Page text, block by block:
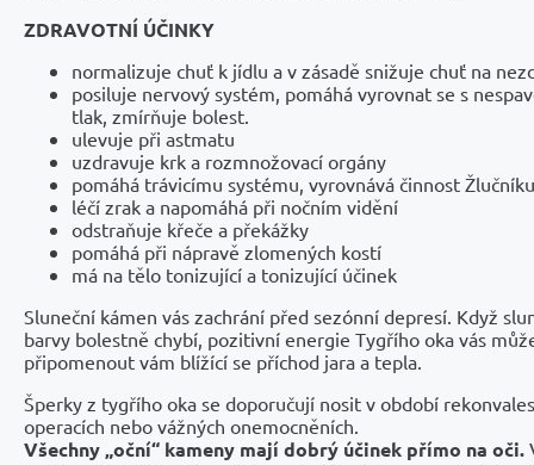
ZDRAVOTNÍ ÚČINKY
normalizuje chuť k jídlu a v zásadě snižuje chuť na
posiluje nervový systém, pomáhá vyrovnat se s
tlak, zmírňuje bolest.
ulevuje při astmatu
uzdravuje krk a rozmnožovací orgány
pomáhá trávicímu systému, vyrovnává činnost
léčí zrak a napomáhá při nočním vidění
odstraňuje křeče a překážky
pomáhá při nápravě zlomených kostí
má na tělo tonizující a tonizující účinek
Sluneční kámen vás zachrání před sezónní depresí. Když
barvy bolestně chybí, pozitivní energie Tygřího oka vás
připomenout vám blížící se příchod jara a tepla.
Šperky z tygřího oka se doporučují nosit v období
operacích nebo vážných onemocněních.
Všechny „oční“ kameny mají dobrý účinek přímo na oči.